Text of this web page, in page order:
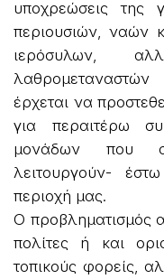
υποχρεώσεις της
περιουσιών, ναών
ιερόσυλων,
έρχεται να
για περαιτέρω
μονάδων που
λειτουργούν-
περιοχή μας.
Ο προβληματισμός
πολίτες ή και
τοπικούς φορείς,